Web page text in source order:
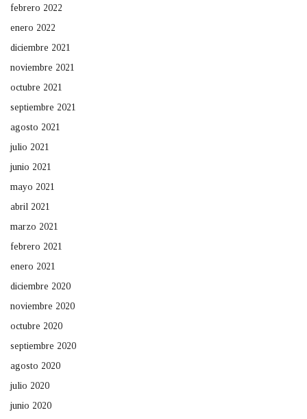
febrero 2022
enero 2022
diciembre 2021
noviembre 2021
octubre 2021
septiembre 2021
agosto 2021
julio 2021
junio 2021
mayo 2021
abril 2021
marzo 2021
febrero 2021
enero 2021
diciembre 2020
noviembre 2020
octubre 2020
septiembre 2020
agosto 2020
julio 2020
junio 2020